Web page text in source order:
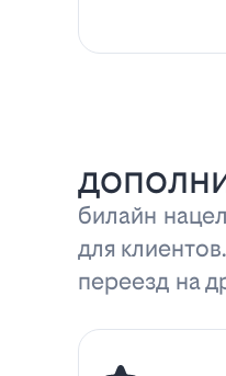
билайн
для
переезд на